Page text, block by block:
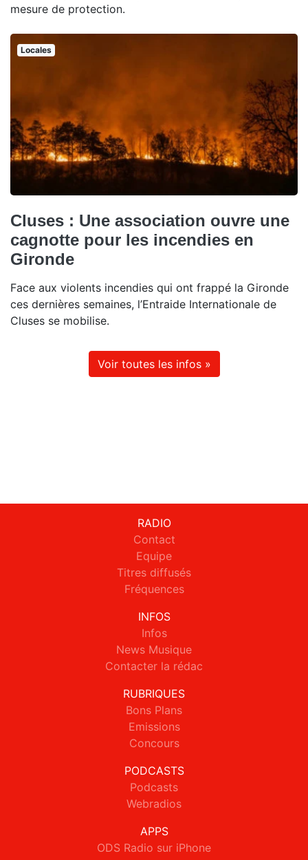
mesure de protection.
Locales
Cluses : Une association ouvre une
cagnotte pour les incendies en
Gironde
Face aux violents incendies qui ont frappé la Gironde
ces dernières semaines, l’Entraide Internationale de
Cluses se mobilise.
Voir toutes les infos »
RADIO
Contact
Equipe
Titres diffusés
Fréquences
INFOS
Infos
News Musique
Contacter la rédac
RUBRIQUES
Bons Plans
Emissions
Concours
PODCASTS
Podcasts
Webradios
APPS
ODS Radio sur iPhone